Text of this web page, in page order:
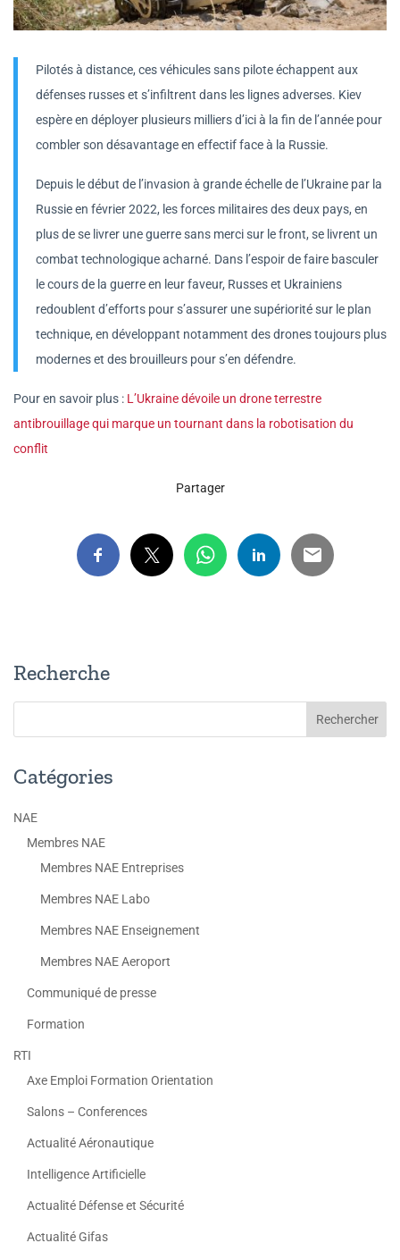
Pilotés à distance, ces véhicules sans pilote échappent aux
défenses russes et s’infiltrent dans les lignes adverses. Kiev
espère en déployer plusieurs milliers d’ici à la fin de l’année pour
combler son désavantage en effectif face à la Russie.
Depuis le début de l’invasion à grande échelle de l’Ukraine par la
Russie en février 2022, les forces militaires des deux pays, en
plus de se livrer une guerre sans merci sur le front, se livrent un
combat technologique acharné. Dans l’espoir de faire basculer
le cours de la guerre en leur faveur, Russes et Ukrainiens
redoublent d’efforts pour s’assurer une supériorité sur le plan
technique, en développant notamment des drones toujours plus
modernes et des brouilleurs pour s’en défendre.
Pour en savoir plus : L’Ukraine dévoile un drone terrestre
antibrouillage qui marque un tournant dans la robotisation du
conflit
Partager
Recherche
Catégories
NAE
Membres NAE
Membres NAE Entreprises
Membres NAE Labo
Membres NAE Enseignement
Membres NAE Aeroport
Communiqué de presse
Formation
RTI
Axe Emploi Formation Orientation
Salons – Conferences
Actualité Aéronautique
Intelligence Artificielle
Actualité Défense et Sécurité
Actualité Gifas